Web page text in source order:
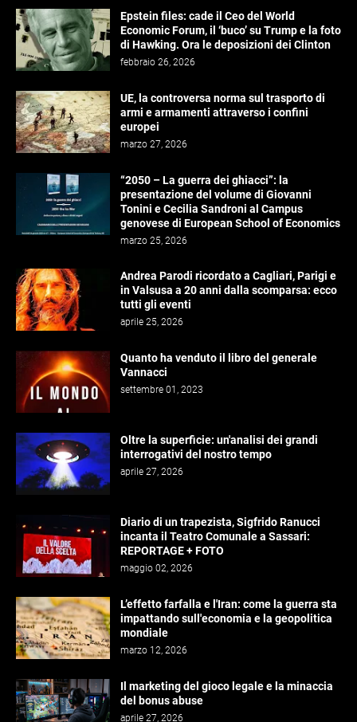
Epstein files: cade il Ceo del World
Economic Forum, il ‘buco’ su Trump e la foto
di Hawking. Ora le deposizioni dei Clinton
febbraio 26, 2026
UE, la controversa norma sul trasporto di
armi e armamenti attraverso i confini
europei
marzo 27, 2026
“2050 – La guerra dei ghiacci”: la
presentazione del volume di Giovanni
Tonini e Cecilia Sandroni al Campus
genovese di European School of Economics
marzo 25, 2026
Andrea Parodi ricordato a Cagliari, Parigi e
in Valsusa a 20 anni dalla scomparsa: ecco
tutti gli eventi
aprile 25, 2026
Quanto ha venduto il libro del generale
Vannacci
settembre 01, 2023
Oltre la superficie: un'analisi dei grandi
interrogativi del nostro tempo
aprile 27, 2026
Diario di un trapezista, Sigfrido Ranucci
incanta il Teatro Comunale a Sassari:
REPORTAGE + FOTO
maggio 02, 2026
L’effetto farfalla e l'Iran: come la guerra sta
impattando sull'economia e la geopolitica
mondiale
marzo 12, 2026
Il marketing del gioco legale e la minaccia
del bonus abuse
aprile 27, 2026